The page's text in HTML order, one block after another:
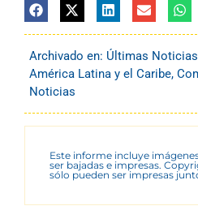
Archivado en: Últimas Noticias
América Latina y el Caribe,
Noticias
Este informe incluye
ser bajadas e impresas.
sólo pueden ser impresas